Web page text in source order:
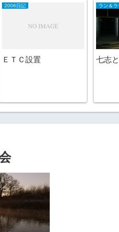
2006日記
ＥＴＣ設置
ラン＆ラ
七志